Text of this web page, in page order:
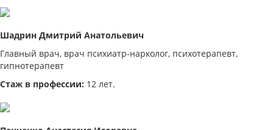
Шадрин Дмитрий Анатольевич
Главный врач, врач психиатр-нарколог, психотерапевт,
гипнотерапевт
Стаж в профессии: 12 лет.